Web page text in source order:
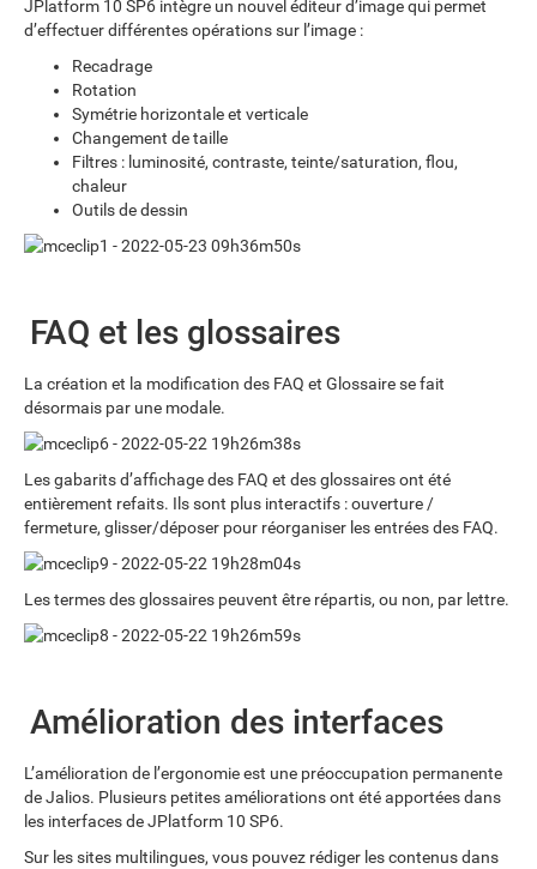
JPlatform 10 SP6 intègre un nouvel éditeur d’image qui permet
d’effectuer différentes opérations sur l’image :
Recadrage
Rotation
Symétrie horizontale et verticale
Changement de taille
Filtres : luminosité, contraste, teinte/saturation, flou,
chaleur
Outils de dessin
FAQ et les glossaires
La création et la modification des FAQ et Glossaire se fait
désormais par une modale.
Les gabarits d’affichage des FAQ et des glossaires ont été
entièrement refaits. Ils sont plus interactifs : ouverture /
fermeture, glisser/déposer pour réorganiser les entrées des FAQ.
Les termes des glossaires peuvent être répartis, ou non, par lettre.
Amélioration des interfaces
L’amélioration de l’ergonomie est une préoccupation permanente
de Jalios. Plusieurs petites améliorations ont été apportées dans
les interfaces de JPlatform 10 SP6.
Sur les sites multilingues, vous pouvez rédiger les contenus dans